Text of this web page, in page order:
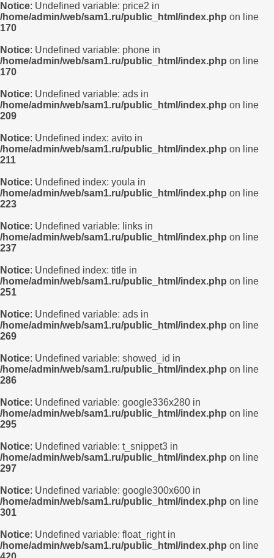
Notice: Undefined variable: price2 in
/home/admin/web/sam1.ru/public_html/index.php on line
170
Notice: Undefined variable: phone in
/home/admin/web/sam1.ru/public_html/index.php on line
170
Notice: Undefined variable: ads in
/home/admin/web/sam1.ru/public_html/index.php on line
209
Notice: Undefined index: avito in
/home/admin/web/sam1.ru/public_html/index.php on line
211
Notice: Undefined index: youla in
/home/admin/web/sam1.ru/public_html/index.php on line
223
Notice: Undefined variable: links in
/home/admin/web/sam1.ru/public_html/index.php on line
237
Notice: Undefined index: title in
/home/admin/web/sam1.ru/public_html/index.php on line
251
Notice: Undefined variable: ads in
/home/admin/web/sam1.ru/public_html/index.php on line
269
Notice: Undefined variable: showed_id in
/home/admin/web/sam1.ru/public_html/index.php on line
286
Notice: Undefined variable: google336x280 in
/home/admin/web/sam1.ru/public_html/index.php on line
295
Notice: Undefined variable: t_snippet3 in
/home/admin/web/sam1.ru/public_html/index.php on line
297
Notice: Undefined variable: google300x600 in
/home/admin/web/sam1.ru/public_html/index.php on line
301
Notice: Undefined variable: float_right in
/home/admin/web/sam1.ru/public_html/index.php on line